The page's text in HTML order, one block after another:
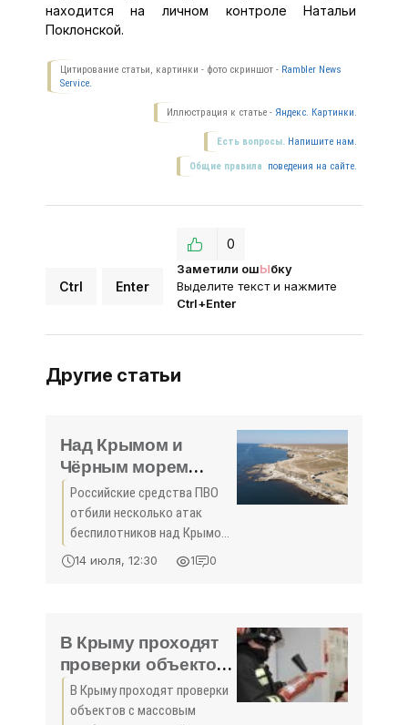
находится на личном контроле Натальи
Поклонской.
Цитирование статьи, картинки - фото скриншот - Rambler News
Service.
Иллюстрация к статье - Яндекс. Картинки.
Есть вопросы. Напишите нам.
Общие правила поведения на сайте.
Ctrl Enter
Заметили ошЫбку
Выделите текст и нажмите
Ctrl+Enter
0
Другие статьи
Над Крымом и
Чёрным морем
сбили ещё пять
беспилотников -
«Происшествия
Крыма»
Российские средства ПВО
отбили несколько атак
беспилотников над Крымом
и Чёрным морем днём 11
июля, об этом сообщили в
14 июля, 12:30 1 0
В Крыму проходят
проверки объектов
с массовым
пребыванием
В Крыму проходят проверки
объектов с массовым